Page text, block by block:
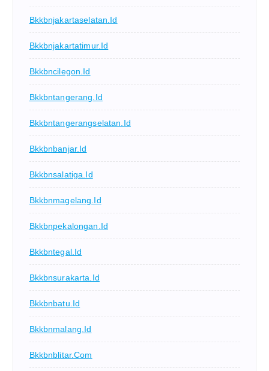
Bkkbnjakartaselatan.id
Bkkbnjakartatimur.id
Bkkbncilegon.id
Bkkbntangerang.id
Bkkbntangerangselatan.id
Bkkbnbanjar.id
Bkkbnsalatiga.id
Bkkbnmagelang.id
Bkkbnpekalongan.id
Bkkbntegal.id
Bkkbnsurakarta.id
Bkkbnbatu.id
Bkkbnmalang.id
Bkkbnblitar.com